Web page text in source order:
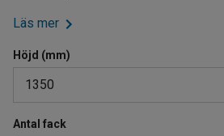
Läs mer
Höjd (mm)
1350
1350
Antal fack